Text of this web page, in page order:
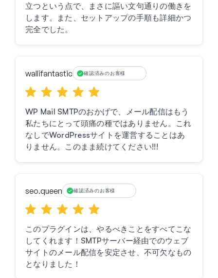
立つという点で、まさに謳い文句通りの働きを
します。また、セットアップの手順も詳細かつ
完全でした。
wallifantastic 確認済みのお客様
WP Mail SMTPのおかげで、メール配信はもう
私たちにとって頭痛の種ではありません。これ
なしでWordPressサイトを運営することはあ
りません。このまま続けてください!!!
seo.queen 確認済みのお客様
このプラグインは、やるべきことをすべてこな
してくれます！SMTPサーバー経由でのウェブ
サイトのメール配信を安定させ、不可欠なもの
となりました！